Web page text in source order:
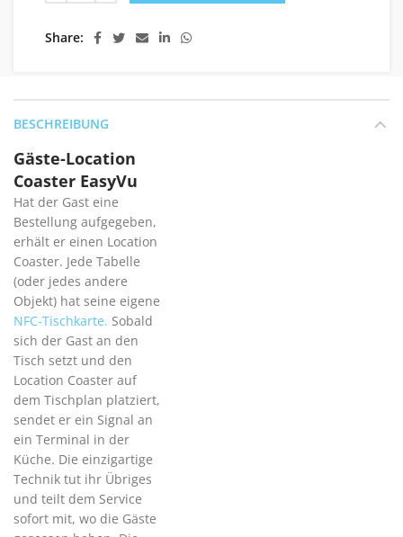
Share
BESCHREIBUNG
Gäste-Location
Coaster EasyVu
Hat der Gast eine
Bestellung aufgegeben,
erhält er einen Location
Coaster. Jede Tabelle
(oder jedes andere
Objekt) hat seine eigene
NFC-Tischkarte. Sobald
sich der Gast an den
Tisch setzt und den
Location Coaster auf
dem Tischplan platziert,
sendet er ein Signal an
ein Terminal in der
Küche. Die einzigartige
Technik tut ihr Übriges
und teilt dem Service
sofort mit, wo die Gäste